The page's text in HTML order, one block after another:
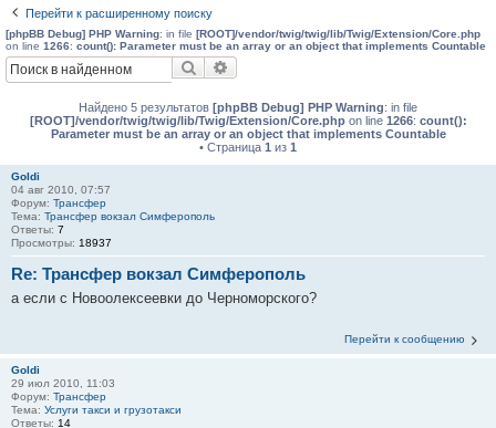
к
Перейти к расширенному поиску
[phpBB Debug] PHP Warning: in file [ROOT]/vendor/twig/twig/lib/Twig/Extension/Core.php
on line 1266: count(): Parameter must be an array or an object that implements Countable
Поиск
Найдено 5 результатов [phpBB Debug] PHP Warning: in file
[ROOT]/vendor/twig/twig/lib/Twig/Extension/Core.phpon line 1266: count():
Parameter must be an array or an object that implements Countable
• Страница 1 из 1
Goldi
04 авг 2010, 07:57
Форум: Трансфер
Тема: Трансфер вокзал Симферополь
Ответы: 7
Просмотры: 18937
Re: Трансфер вокзал Симферополь
а если с Новоолексеевки до Черноморского?
Перейти к сообщению
Goldi
29 июл 2010, 11:03
Форум: Трансфер
Тема: Услуги такси и грузотакси
Ответы: 14